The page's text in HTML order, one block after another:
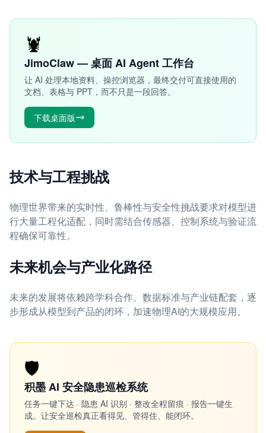
🦞
JimoClaw — 桌面 AI Agent 工作台
让 AI 处理本地资料、操控浏览器，最终交付可直接使用的
文档、表格与 PPT，而不只是一段回答。
下载桌面版
技术与工程挑战
物理世界带来的实时性、鲁棒性与安全性挑战要求对模型进
行大量工程化适配，同时需结合传感器、控制系统与验证流
程确保可靠性。
未来机会与产业化路径
未来的发展将依赖跨学科合作、数据标准与产业链配套，逐
步形成从模型到产品的闭环，加速物理AI的大规模应用。
🛡️
积墨 AI 安全隐患巡检系统
任务一键下达 · 隐患 AI 识别 · 整改全程留痕 · 报告一键生
成。让安全巡检真正看得见、管得住、能闭环。